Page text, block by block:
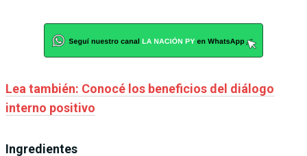
Lea también: Conocé los beneficios del diálogo
interno positivo
Ingredientes